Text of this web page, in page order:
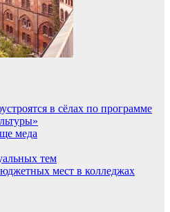
в сёлах по программе
меда
тем
мест в колледжах